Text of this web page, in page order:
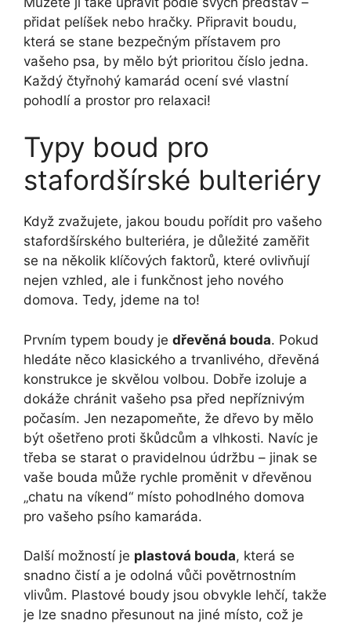
přidat pelíšek nebo hračky. Připravit boudu,
která se stane bezpečným přístavem pro
vašeho psa, by mělo být prioritou číslo jedna.
Každý čtyřnohý kamarád ocení své vlastní
pohodlí a prostor pro relaxaci!
Typy boud pro
stafordšírské bulteriéry
Když zvažujete, jakou boudu pořídit pro vašeho
stafordšírského bulteriéra, je důležité zaměřit
se na několik klíčových faktorů, které ovlivňují
nejen vzhled, ale i funkčnost jeho nového
domova. Tedy, jdeme na to!
Prvním typem boudy je dřevěná bouda. Pokud
hledáte něco klasického a trvanlivého, dřevěná
konstrukce je skvělou volbou. Dobře izoluje a
dokáže chránit vašeho psa před nepříznivým
počasím. Jen nezapomeňte, že dřevo by mělo
být ošetřeno proti škůdcům a vlhkosti. Navíc je
třeba se starat o pravidelnou údržbu – jinak se
vaše bouda může rychle proměnit v dřevěnou
„chatu na víkend“ místo pohodlného domova
pro vašeho psího kamaráda.
Další možností je plastová bouda, která se
snadno čistí a je odolná vůči povětrnostním
vlivům. Plastové boudy jsou obvykle lehčí, takže
je lze snadno přesunout na jiné místo, což je